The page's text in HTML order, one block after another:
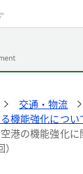
交通・物流
機能強化につい
港の機能強化